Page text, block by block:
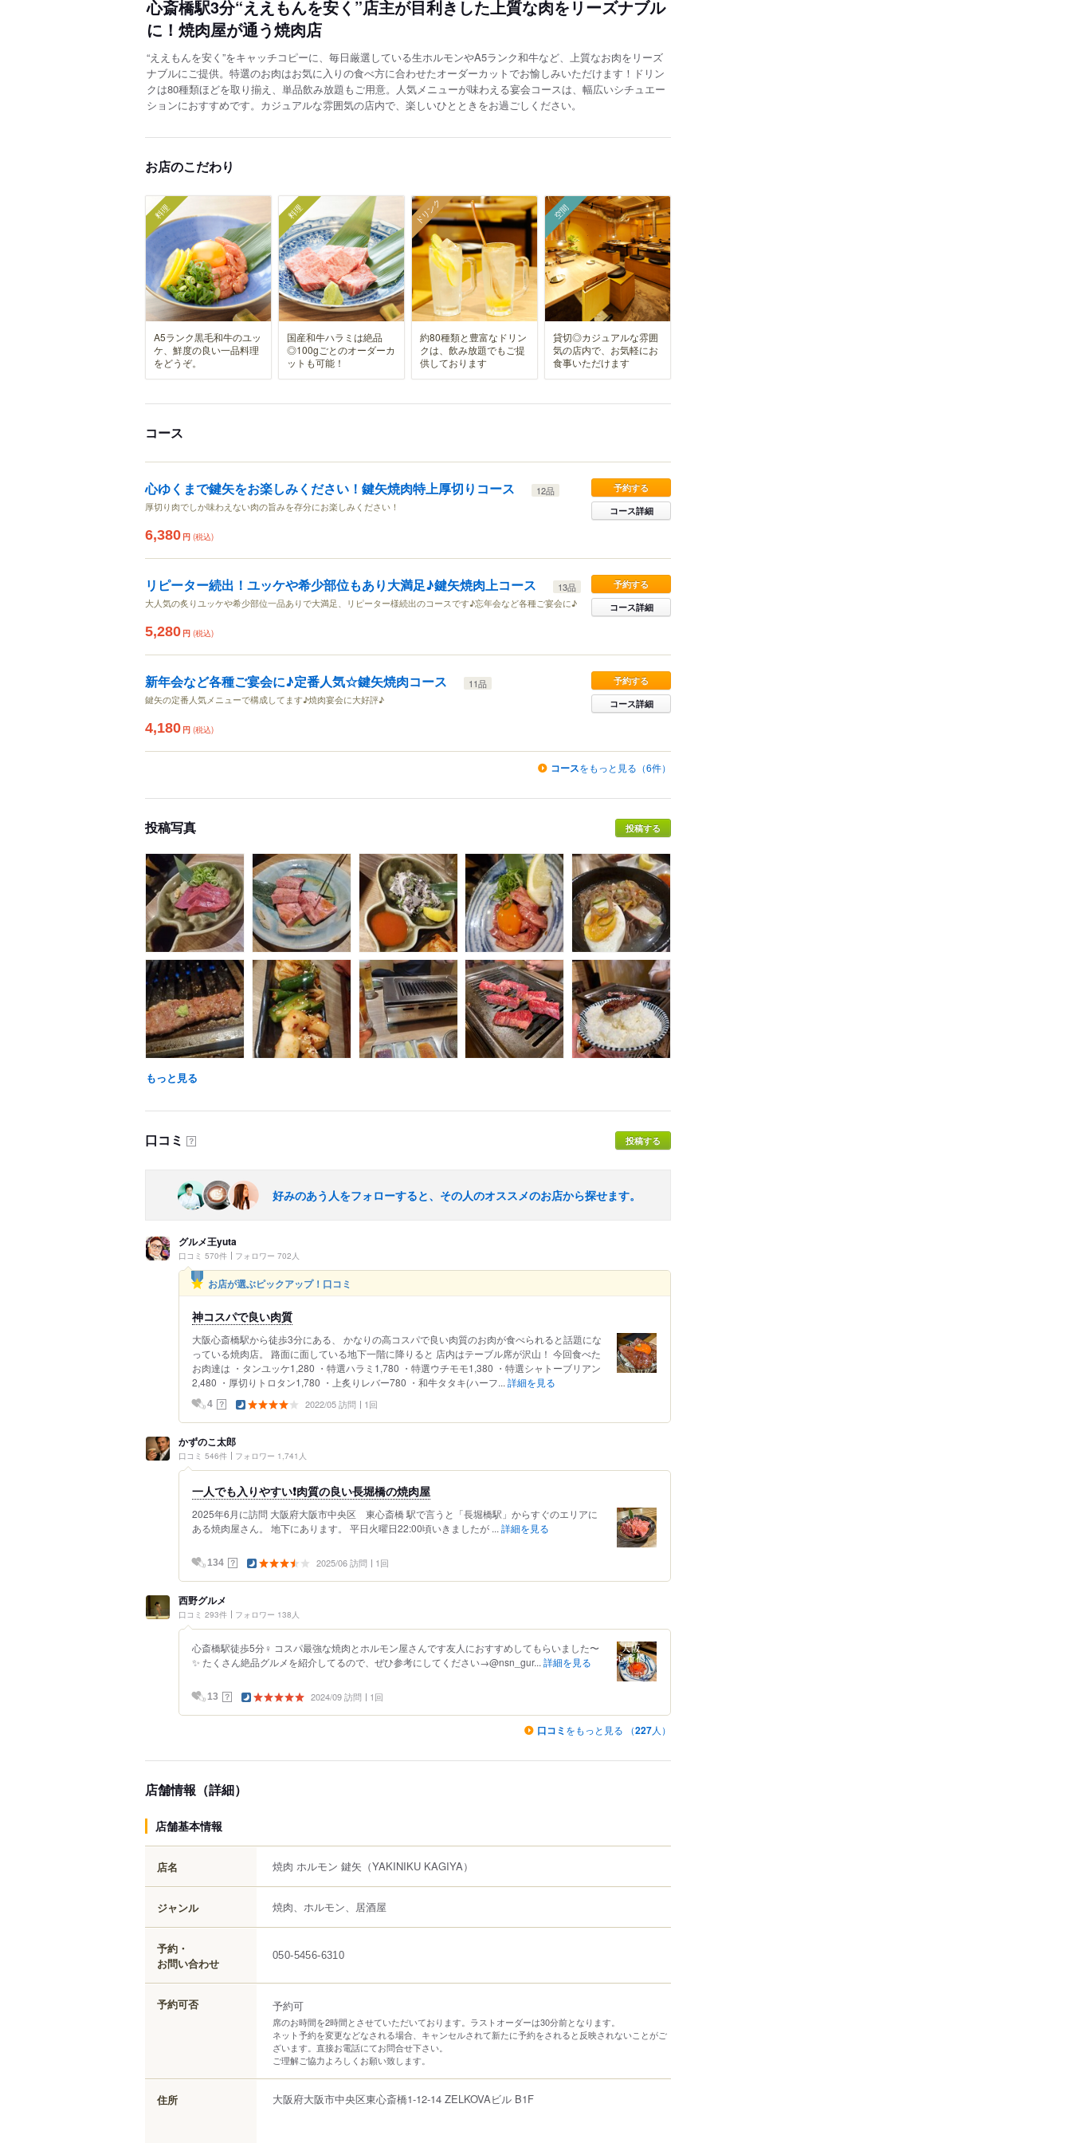
心斎橋駅3分“ええもんを安く”店主が目利きした上質な肉をリーズナブル
に！焼肉屋が通う焼肉店
“ええもんを安く”をキャッチコピーに、毎日厳選している生ホルモンやA5ランク和牛など、上質なお肉をリーズ
ナブルにご提供。特選のお肉はお気に入りの食べ方に合わせたオーダーカットでお愉しみいただけます！ドリン
クは80種類ほどを取り揃え、単品飲み放題もご用意。人気メニューが味わえる宴会コースは、幅広いシチュエー
ションにおすすめです。カジュアルな雰囲気の店内で、楽しいひとときをお過ごしください。
お店のこだわり
料理
A5ランク黒毛和牛のユッ
ケ、鮮度の良い一品料理
をどうぞ。
料理
国産和牛ハラミは絶品
◎100gごとのオーダーカ
ットも可能！
ドリンク
約80種類と豊富なドリン
クは、飲み放題でもご提
供しております
空間
貸切◎カジュアルな雰囲
気の店内で、お気軽にお
食事いただけます
コース
心ゆくまで鍵矢をお楽しみください！鍵矢焼肉特上厚切りコース
12品
厚切り肉でしか味わえない肉の旨みを存分にお楽しみください！
予約する
コース詳細
6,380 円 (税込)
リピーター続出！ユッケや希少部位もあり大満足♪鍵矢焼肉上コース
13品
大人気の炙りユッケや希少部位一品ありで大満足、リピーター様続出のコースです♪忘年会など各種ご宴会に♪
予約する
コース詳細
5,280 円 (税込)
新年会など各種ご宴会に♪定番人気☆鍵矢焼肉コース
11品
鍵矢の定番人気メニューで構成してます♪焼肉宴会に大好評♪
予約する
コース詳細
4,180 円 (税込)
コースをもっと見る（6件）
投稿写真 投稿する
もっと見る
口コミ ？ 投稿する
好みのあう人をフォローすると、その人のオススメのお店から探せます。
グルメ王yuta
口コミ 570件 フォロワー 702人
お店が選ぶピックアップ！口コミ
神コスパで良い肉質
大阪心斎橋駅から徒歩3分にある、 かなりの高コスパで良い肉質のお肉が食べられると話題にな
っている焼肉店。 路面に面している地下一階に降りると 店内はテーブル席が沢山！ 今回食べた
お肉達は ・タンユッケ1,280 ・特選ハラミ1,780 ・特選ウチモモ1,380 ・特選シャトーブリアン
2,480 ・厚切りトロタン1,780 ・上炙りレバー780 ・和牛タタキ(ハーフ... 詳細を見る
4 ？ 2022/05 訪問 1回
かずのこ太郎
口コミ 546件 フォロワー 1,741人
一人でも入りやすい❗️肉質の良い長堀橋の焼肉屋
2025年6月に訪問 大阪府大阪市中央区 東心斎橋 駅で言うと「長堀橋駅」からすぐのエリアに
ある焼肉屋さん。 地下にあります。 平日火曜日22:00頃いきましたが ... 詳細を見る
134 ？ 2025/06 訪問 1回
西野グルメ
口コミ 293件 フォロワー 138人
心斎橋駅徒歩5分‍♀️ コスパ最強な焼肉とホルモン屋さんです友人におすすめしてもらいました〜
✨ たくさん絶品グルメを紹介してるので、ぜひ参考にしてください→@nsn_gur... 詳細を見る
13 ？ 2024/09 訪問 1回
口コミ をもっと見る （227人）
店舗情報（詳細）
店舗基本情報
店名 焼肉 ホルモン 鍵矢 （YAKINIKU KAGIYA）
ジャンル 焼肉、ホルモン、居酒屋
予約・
お問い合わせ
050-5456-6310
予約可否 予約可
席のお時間を2時間とさせていただいております。ラストオーダーは30分前となります。
ネット予約を変更などなされる場合、キャンセルされて新たに予約をされると反映されないことがご
ざいます。直接お電話にてお問合せ下さい。
ご理解ご協力よろしくお願い致します。
住所 大阪府大阪市中央区東心斎橋1-12-14 ZELKOVAビル B1F